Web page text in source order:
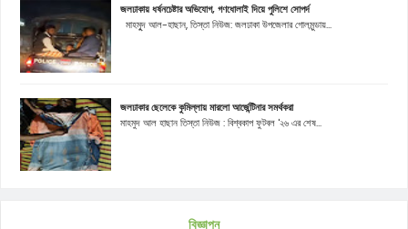
জলঢাকায় ধর্ষনচেষ্টার অভিযোগ, গণধোলাই দিয়ে পুলিশে সোপর্দ
মাহমুূদ আল-হাছান, তিস্তা নিউজ: জলঢাকা উপজেলার গোলমুন্ডায়...
জলঢাকার ছেলেকে কুমিল্লায় মারলো আর্জেন্টিনার সমর্থকরা
মাহমুদ আল হাছান তিস্তা নিউজ : বিশ্বকাপ ফুটবল '২৬ এর শেষ...
বিজ্ঞাপন